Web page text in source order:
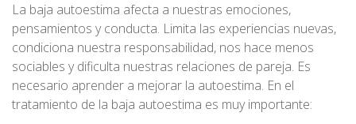
La baja autoestima afecta a nuestras emociones,
pensamientos y conducta. Limita las experiencias nuevas,
condiciona nuestra responsabilidad, nos hace menos
sociables y dificulta nuestras relaciones de pareja. Es
necesario aprender a mejorar la autoestima. En el
tratamiento de la baja autoestima es muy importante: